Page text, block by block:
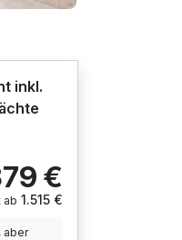
inkl.
€
ab 1.515 €
aber